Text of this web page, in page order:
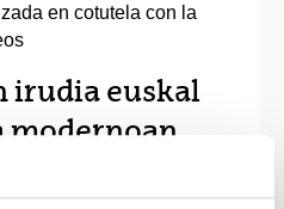
en cotutela con la
irudia euskal
eta gaur